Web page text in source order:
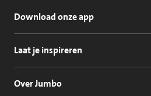
Download onze app
Laat je inspireren
Over Jumbo